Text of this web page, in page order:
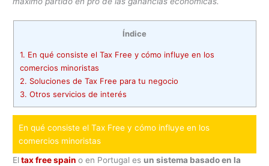
Índice
1. En qué consiste el Tax Free y cómo influye en los
comercios minoristas
2. Soluciones de Tax Free para tu negocio
3. Otros servicios de interés
En qué consiste el Tax Free y cómo influye en los
comercios minoristas
El tax free spain o en Portugal es un sistema basado en la